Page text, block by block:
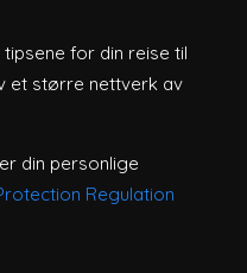
for din reise til
et større nettverk av
din personlige
Regulation